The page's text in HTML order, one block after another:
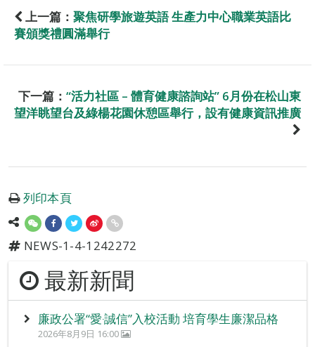
上一篇： 聚焦研學旅遊英語 生產力中心職業英語比
賽頒獎禮圓滿舉行
下一篇： “活力社區 – 體育健康諮詢站” 6月份在松山東
望洋眺望台及綠楊花園休憩區舉行，設有健康資訊推廣
列印本頁
NEWS-1-4-1242272
最新新聞
廉政公署“愛‧誠信”入校活動 培育學生廉潔品格
2026年8月9日 16:00